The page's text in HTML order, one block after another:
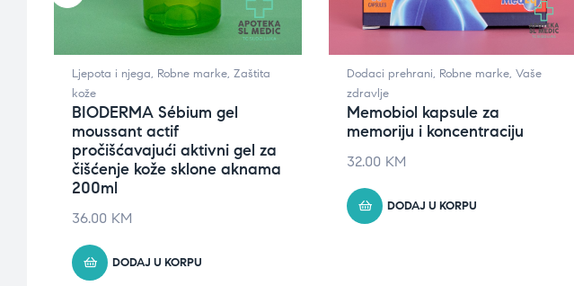
Ljepota i njega, Robne marke, Zaštita
kože
BIODERMA Sébium gel
moussant actif
pročišćavajući aktivni gel za
čišćenje kože sklone aknama
200ml
36.00 KM
DODAJ U KORPU
Dodaci prehrani, Robne marke, Vaše
zdravlje
Memobiol kapsule za
memoriju i koncentraciju
32.00 KM
DODAJ U KORPU